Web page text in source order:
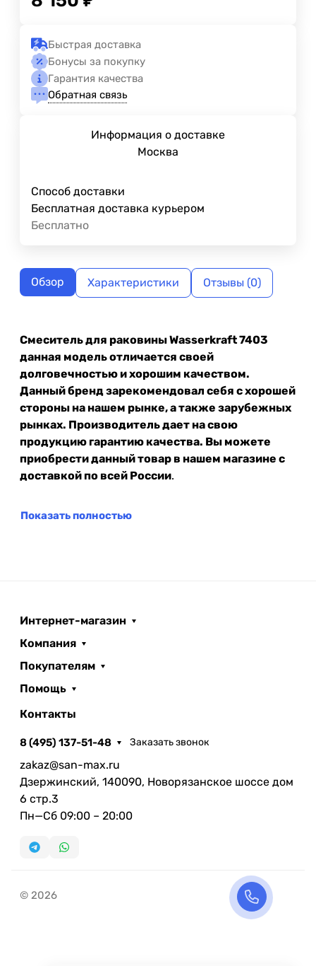
Быстрая доставка
Бонусы за покупку
Гарантия качества
Обратная связь
Информация о доставке
Москва
Способ доставки
Бесплатная доставка курьером
Бесплатно
Обзор Характеристики Отзывы (0)
Смеситель для раковины Wasserkraft 7403
данная модель отличается своей
долговечностью и хорошим качеством.
Данный бренд зарекомендовал себя с хорошей
стороны на нашем рынке, а также зарубежных
рынках. Производитель дает на свою
продукцию гарантию качества. Вы можете
приобрести данный товар в нашем магазине с
доставкой по всей России.
Показать полностью
Интернет-магазин
Компания
Покупателям
Помощь
Контакты
8 (495) 137-51-48 Заказать звонок
zakaz@san-max.ru
Дзержинский, 140090, Новорязанское шоссе дом
6 стр.3
Пн—Сб 09:00 – 20:00
© 2026